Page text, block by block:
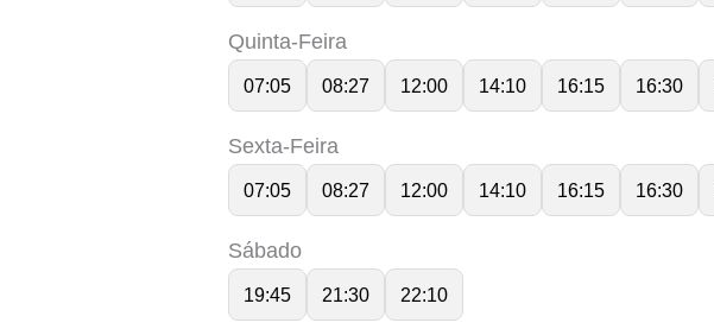
Quinta-Feira
07:05 08:27 12:00 14:10 16:15 16:30
Sexta-Feira
07:05 08:27 12:00 14:10 16:15 16:30
Sábado
19:45 21:30 22:10